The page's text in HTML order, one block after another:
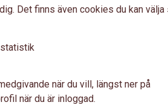
äger eller
En juridisk
Det finns även cookies du kan välja
statistik
när du vill, längst ner på
när du är inloggad.